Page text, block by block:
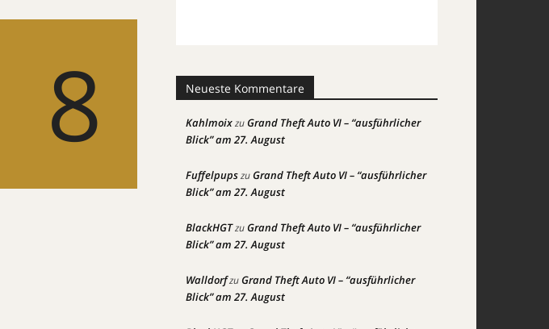
8 Neueste Kommentare
KahlmoixzuGrand Theft Auto VI – “ausführlicher
Blick” am 27. August
FuffelpupszuGrand Theft Auto VI – “ausführlicher
Blick” am 27. August
BlackHGTzuGrand Theft Auto VI – “ausführlicher
Blick” am 27. August
WalldorfzuGrand Theft Auto VI – “ausführlicher
Blick” am 27. August